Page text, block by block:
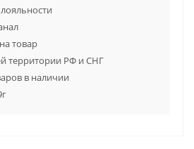
товар
территории РФ и СНГ
в наличии